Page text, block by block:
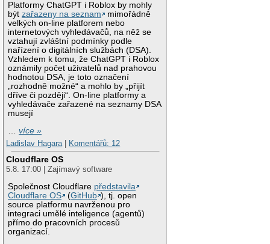
Platformy ChatGPT i Roblox by mohly
býtzařazeny na seznam
mimořádně
velkých on-line platforem nebo
internetových vyhledávačů, na něž se
vztahují zvláštní podmínky podle
nařízení o digitálních službách (DSA).
Vzhledem k tomu, že ChatGPT i Roblox
oznámily počet uživatelů nad prahovou
hodnotou DSA, je toto označení
„rozhodně možné“ a mohlo by „přijít
dříve či později“. On-line platformy a
vyhledávače zařazené na seznamy DSA
musejí
…více »
Ladislav Hagara| Komentářů: 12
Cloudflare OS
5.8. 17:00 | Zajímavý software
Společnost Cloudflare představila
Cloudflare OS
(GitHub ), tj. open
source platformu navrženou pro
integraci umělé inteligence (agentů)
přímo do pracovních procesů
organizací.